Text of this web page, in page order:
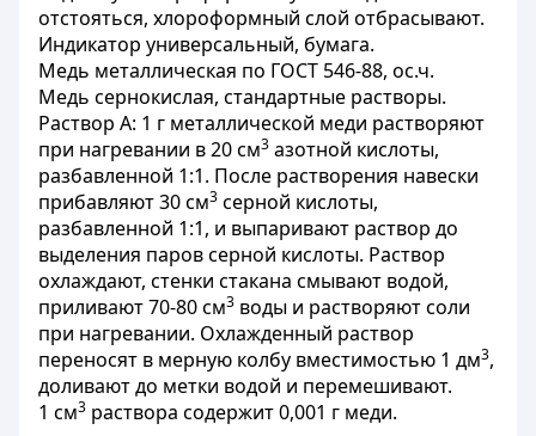
отстояться, хлороформный слой отбрасывают.
Индикатор универсальный, бумага.
Медь металлическая по ГОСТ 546-88, ос.ч.
Медь сернокислая, стандартные растворы.
Раствор А: 1 г металлической меди растворяют
при нагревании в 20 см3 азотной кислоты,
разбавленной 1:1. После растворения навески
прибавляют 30 см3 серной кислоты,
разбавленной 1:1, и выпаривают раствор до
выделения паров серной кислоты. Раствор
охлаждают, стенки стакана смывают водой,
приливают 70-80 см3 воды и растворяют соли
при нагревании. Охлажденный раствор
переносят в мерную колбу вместимостью 1 дм3,
доливают до метки водой и перемешивают.
1 см3 раствора содержит 0,001 г меди.